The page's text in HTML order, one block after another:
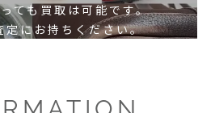
ても買取は可能です。
定にお持ちください。